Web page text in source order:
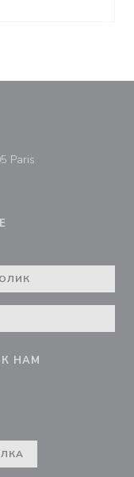
Paris
НАМ
((открывается в